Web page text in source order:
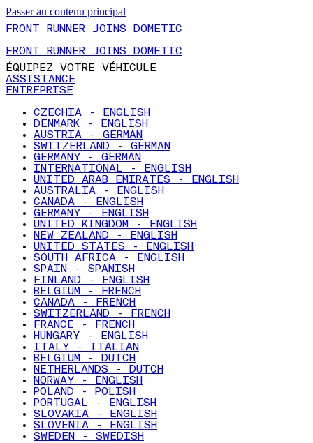
Passer au contenu principal
FRONT RUNNER JOINS DOMETIC
FRONT RUNNER JOINS DOMETIC
ÉQUIPEZ VOTRE VÉHICULE
ASSISTANCE
ENTREPRISE
CZECHIA - ENGLISH
DENMARK - ENGLISH
AUSTRIA - GERMAN
SWITZERLAND - GERMAN
GERMANY - GERMAN
INTERNATIONAL - ENGLISH
UNITED ARAB EMIRATES - ENGLISH
AUSTRALIA - ENGLISH
CANADA - ENGLISH
GERMANY - ENGLISH
UNITED KINGDOM - ENGLISH
NEW ZEALAND - ENGLISH
UNITED STATES - ENGLISH
SOUTH AFRICA - ENGLISH
SPAIN - SPANISH
FINLAND - ENGLISH
BELGIUM - FRENCH
CANADA - FRENCH
SWITZERLAND - FRENCH
FRANCE - FRENCH
HUNGARY - ENGLISH
ITALY - ITALIAN
BELGIUM - DUTCH
NETHERLANDS - DUTCH
NORWAY - ENGLISH
POLAND - POLISH
PORTUGAL - ENGLISH
SLOVAKIA - ENGLISH
SLOVENIA - ENGLISH
SWEDEN - SWEDISH